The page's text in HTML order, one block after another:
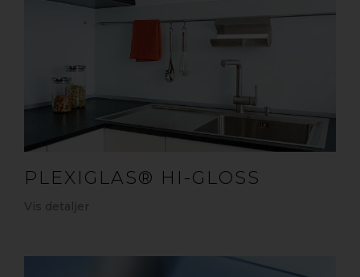
PLEXIGLAS® HI-GLOSS
Vis detaljer